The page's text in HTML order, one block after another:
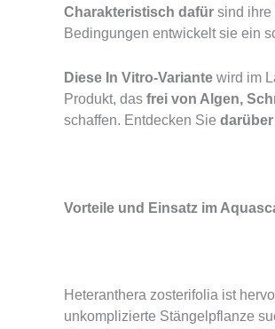
Charakteristisch dafür sind ihre
Bedingungen entwickelt sie ein
Diese In Vitro-Variante wird im
Produkt, das frei von Algen,
schaffen. Entdecken Sie
Vorteile und Einsatz im
Heteranthera zosterifolia ist
unkomplizierte Stängelpflanze